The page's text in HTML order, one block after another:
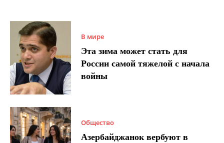
В мире
Эта зима может стать для
России самой тяжелой с начала
войны
Общество
Азербайджанок вербуют в